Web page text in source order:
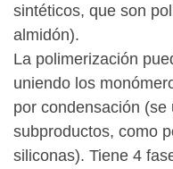
sintéticos, que son
almidón).
La polimerización
uniendo los
por condensación
subproductos, como
siliconas). Tiene 4